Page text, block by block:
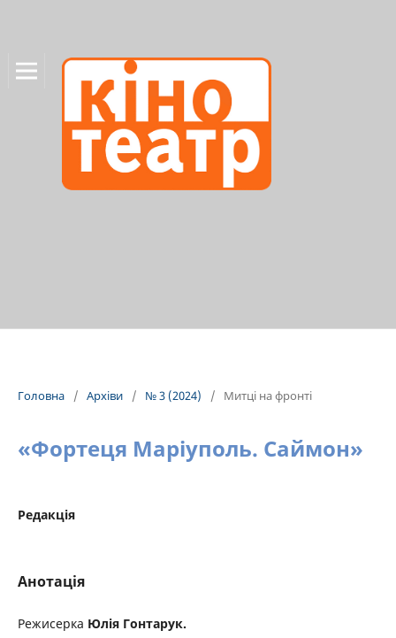
Головна / Архіви / № 3 (2024) / Митці на фронті
«Фортеця Маріуполь. Саймон»
Редакція
Анотація
Режисерка Юлія Гонтарук.